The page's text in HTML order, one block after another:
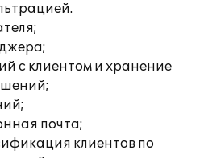
с клиентом и хранение
почта;
клиентов по